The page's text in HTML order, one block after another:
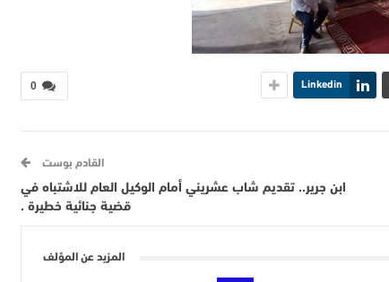
0 Linkedin
القادم بوست
ابن جرير.. تقديم شاب عشريني أمام الوكيل العام للاشتباه في
قضية جنائية خطيرة .
المزيد عن المؤلف